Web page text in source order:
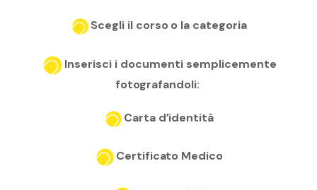
Scegli il corso o la categoria
Inserisci i documenti semplicemente
fotografandoli:
Carta d’identità
Certificato Medico